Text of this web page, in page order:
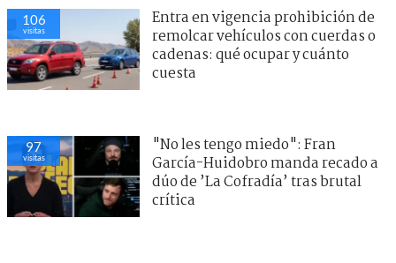
106
visitas
Entra en vigencia prohibición de
remolcar vehículos con cuerdas o
cadenas: qué ocupar y cuánto
cuesta
97
visitas
"No les tengo miedo": Fran
García-Huidobro manda recado a
dúo de ’La Cofradía’ tras brutal
crítica